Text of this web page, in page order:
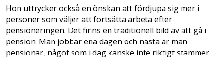
Hon uttrycker också en önskan att fördjupa sig mer i
personer som väljer att fortsätta arbeta efter
pensioneringen. Det finns en traditionell bild av att gå i
pension: Man jobbar ena dagen och nästa är man
pensionär, något som i dag kanske inte riktigt stämmer.